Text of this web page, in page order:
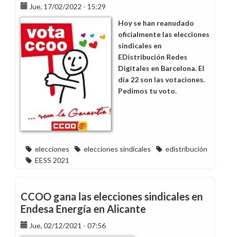
en
EDistribución
Redes
Digitales
en
Barcelona
Jue, 17/02/2022 - 15:29
Hoy se han reanudado
oficialmente las elecciones
sindicales en
EDistribución Redes
Digitales en Barcelona. El
día 22 son las votaciones.
Pedimos tu voto.
elecciones elecciones sindicales
edistribución
EESS 2021
CCOO gana las elecciones sindicales en
Endesa Energía en Alicante
Jue, 02/12/2021 - 07:56